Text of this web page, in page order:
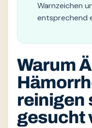
Warnzeichen
entsprechend
Warum
reinigen
gesucht